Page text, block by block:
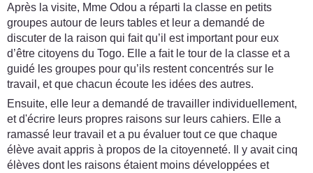
Après la visite, Mme Odou a réparti la classe en petits
groupes autour de leurs tables et leur a demandé de
discuter de la raison qui fait qu’il est important pour eux
d’être citoyens du Togo. Elle a fait le tour de la classe et a
guidé les groupes pour qu’ils restent concentrés sur le
travail, et que chacun écoute les idées des autres.
Ensuite, elle leur a demandé de travailler individuellement,
et d'écrire leurs propres raisons sur leurs cahiers. Elle a
ramassé leur travail et a pu évaluer tout ce que chaque
élève avait appris à propos de la citoyenneté. Il y avait cinq
élèves dont les raisons étaient moins développées et